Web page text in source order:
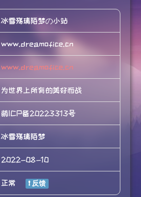
冰雪殇璃陌梦の小站
www.dreamofice.cn
www.dreamofice.cn
为世界上所有的美好而战
萌ICP备20223313号
冰雪殇璃陌梦
2022-08-10
正常